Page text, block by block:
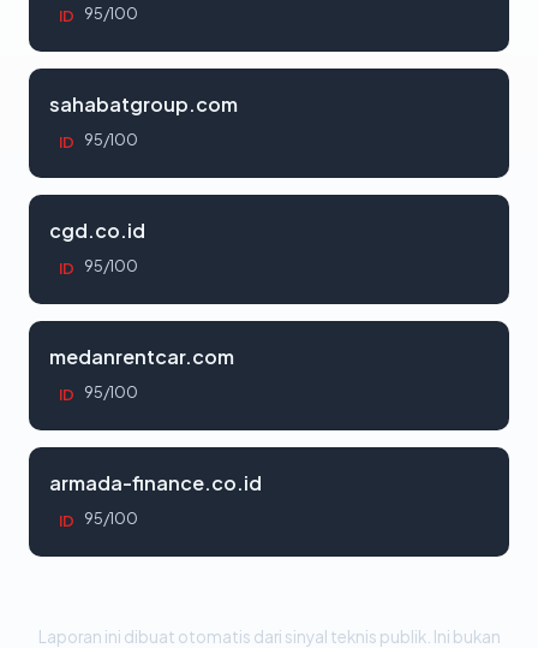
ID 95/100
sahabatgroup.com
ID 95/100
cgd.co.id
ID 95/100
medanrentcar.com
ID 95/100
armada-finance.co.id
ID 95/100
Laporan ini dibuat otomatis dari sinyal teknis publik. Ini bukan